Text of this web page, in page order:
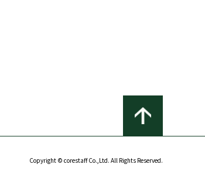
Copyright © corestaff Co.,Ltd. All Rights Reserved.